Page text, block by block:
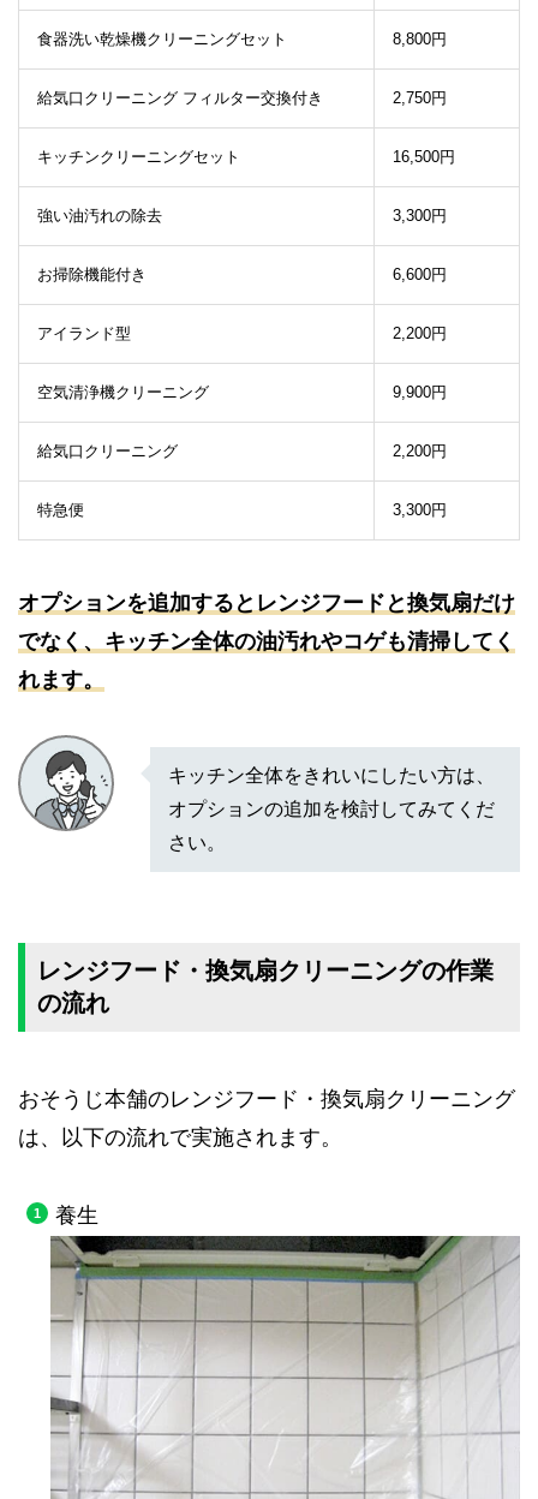
食器洗い乾燥機クリーニングセット 8,800円
給気口クリーニング フィルター交換付き 2,750円
キッチンクリーニングセット 16,500円
強い油汚れの除去 3,300円
お掃除機能付き 6,600円
アイランド型 2,200円
空気清浄機クリーニング 9,900円
給気口クリーニング 2,200円
特急便 3,300円
オプションを追加するとレンジフードと換気扇だけ
でなく、キッチン全体の油汚れやコゲも清掃してく
れます。
キッチン全体をきれいにしたい方は、
オプションの追加を検討してみてくだ
さい。
レンジフード・換気扇クリーニングの作業
の流れ
おそうじ本舗のレンジフード・換気扇クリーニング
は、以下の流れで実施されます。
養生